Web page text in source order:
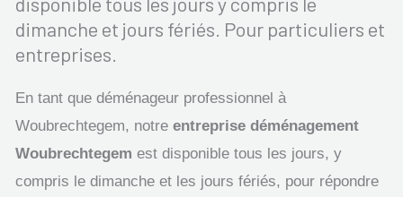
dimanche et jours fériés. Pour particuliers et
entreprises.
En tant que déménageur professionnel à
Woubrechtegem, notre entreprise déménagement
Woubrechtegem est disponible tous les jours, y
compris le dimanche et les jours fériés, pour répondre